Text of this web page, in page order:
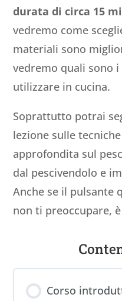
durata di circa 15
vedremo come
materiali sono
vedremo quali sono
utilizzare in cucina.
Soprattutto potrai
lezione sulle
approfondita sul
dal pescivendolo e
Anche se il pulsante
non ti preoccupare,
Corso